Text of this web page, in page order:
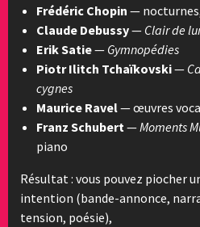
Frédéric Chopin —
Claude Debussy— Clair de
Erik Satie— Gymnopédies
Piotr Ilitch Tchaïkovski—
cygnes
Maurice Ravel— œuvres
Franz Schubert —Moments
piano
Résultat : vous pouvez piocher
intention (bande-annonce,
tension, poésie),